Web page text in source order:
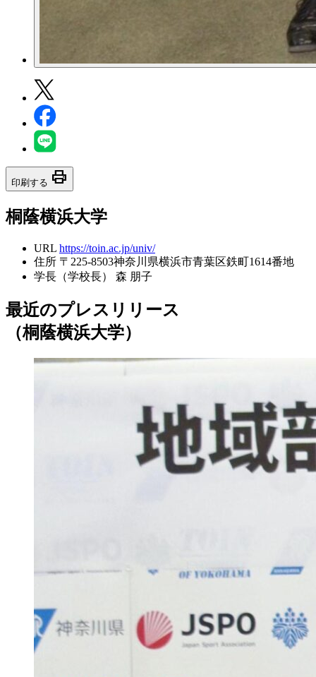
印刷する print
桐蔭横浜大学
URL https://toin.ac.jp/univ/
住所 〒225-8503神奈川県横浜市青葉区鉄町1614番地
学長（学校長）
森 朋子
最近のプレスリリース
（桐蔭横浜大学）